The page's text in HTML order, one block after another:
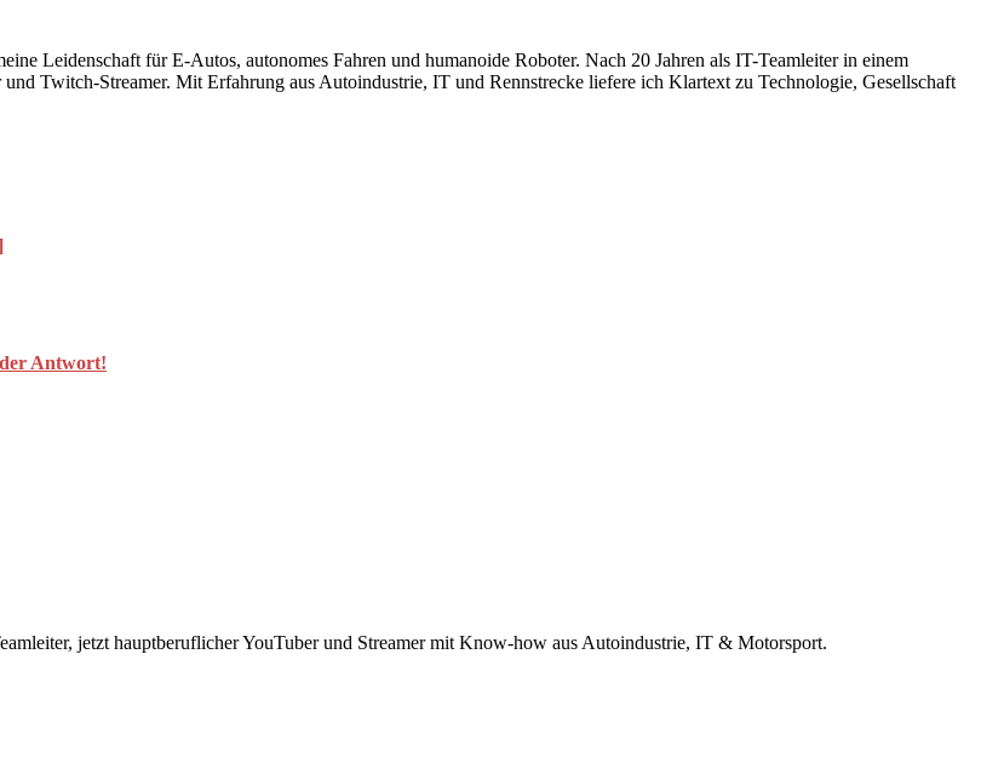
Leidenschaft für E-Autos, autonomes Fahren und humanoide Roboter. Nach 20 Jahren als IT-Teamleiter in einem
Twitch-Streamer. Mit Erfahrung aus Autoindustrie, IT und Rennstrecke liefere ich Klartext zu Technologie, Gesellschaft
Antwort!
jetzt hauptberuflicher YouTuber und Streamer mit Know-how aus Autoindustrie, IT & Motorsport.